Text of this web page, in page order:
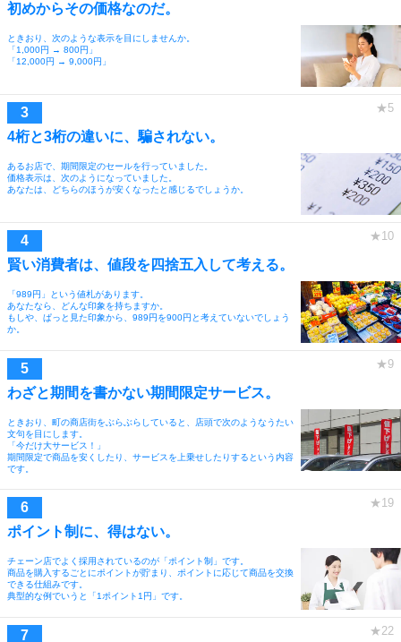
初めからその価格なのだ。
ときおり、次のような表示を目にしませんか。
「1,000円 → 800円」
「12,000円 → 9,000円」
4桁と3桁の違いに、騙されない。
あるお店で、期間限定のセールを行っていました。
価格表示は、次のようになっていました。
あなたは、どちらのほうが安くなったと感じるでしょうか。
賢い消費者は、値段を四捨五入して考える。
「989円」という値札があります。
あなたなら、どんな印象を持ちますか。
もしや、ぱっと見た印象から、989円を900円と考えていないでしょう
か。
わざと期間を書かない期間限定サービス。
ときおり、町の商店街をぶらぶらしていると、店頭で次のようなうたい
文句を目にします。
「今だけ大サービス！」
期間限定で商品を安くしたり、サービスを上乗せしたりするという内容
です。
ポイント制に、得はない。
チェーン店でよく採用されているのが「ポイント制」です。
商品を購入するごとにポイントが貯まり、ポイントに応じて商品を交換
できる仕組みです。
典型的な例でいうと「1ポイント1円」です。